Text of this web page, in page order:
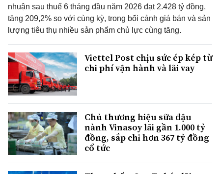
nhuận sau thuế 6 tháng đầu năm 2026 đạt 2.428 tỷ đồng,
tăng 209,2% so với cùng kỳ, trong bối cảnh giá bán và sản
lượng tiêu thụ nhiều sản phẩm chủ lực cùng tăng.
Viettel Post chịu sức ép kép từ
chi phí vận hành và lãi vay
Chủ thương hiệu sữa đậu
nành Vinasoy lãi gần 1.000 tỷ
đồng, sắp chi hơn 367 tỷ đồng
cổ tức